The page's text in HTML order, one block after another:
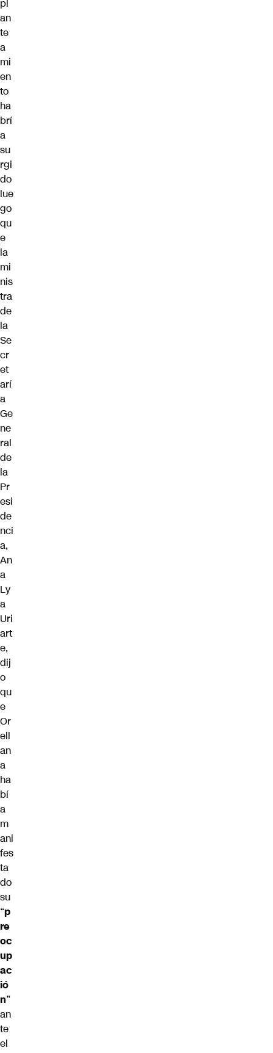
pl
an
te
a
mi
en
to
ha
brí
a
su
rgi
do
lue
go
qu
e
la
mi
nis
tra
de
la
Se
cr
et
arí
a
Ge
ne
ral
de
la
Pr
esi
de
nci
a,
An
a
Ly
a
Uri
art
e,
dij
o
qu
e
Or
ell
an
a
ha
bí
a
m
ani
fes
ta
do
su
“p
re
oc
up
ac
ió
n”
an
te
el